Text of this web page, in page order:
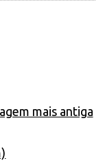
mais antiga